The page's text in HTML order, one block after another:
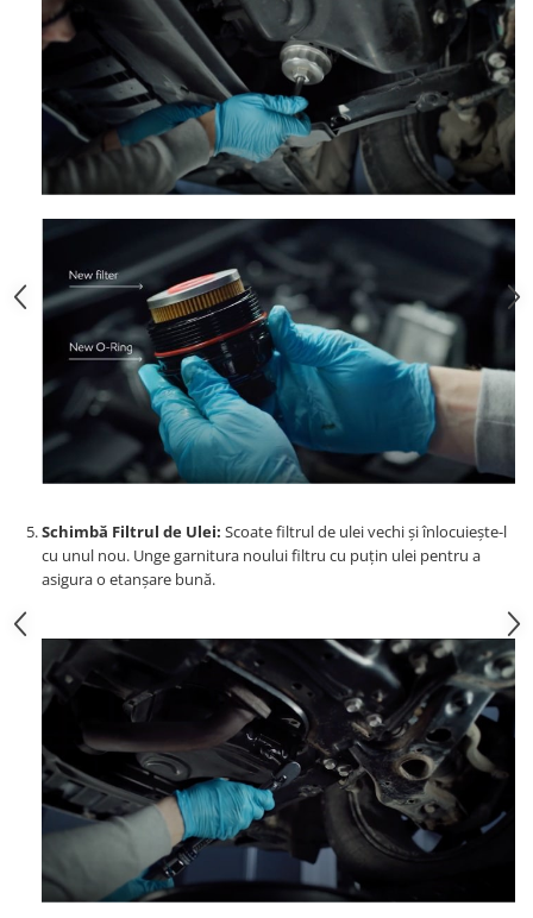
Schimbă Filtrul de Ulei: Scoate filtrul de ulei vechi și înlocuiește-l
cu unul nou. Unge garnitura noului filtru cu puțin ulei pentru a
asigura o etanșare bună.